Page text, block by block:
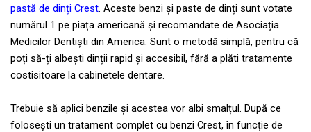
pastă de dinți Crest. Aceste benzi și paste de dinți sunt votate
numărul 1 pe piața americană și recomandate de Asociația
Medicilor Dentiști din America. Sunt o metodă simplă, pentru că
poți să-ți albești dinții rapid și accesibil, fără a plăti tratamente
costisitoare la cabinetele dentare.
Trebuie să aplici benzile și acestea vor albi smalțul. După ce
folosești un tratament complet cu benzi Crest, în funcție de